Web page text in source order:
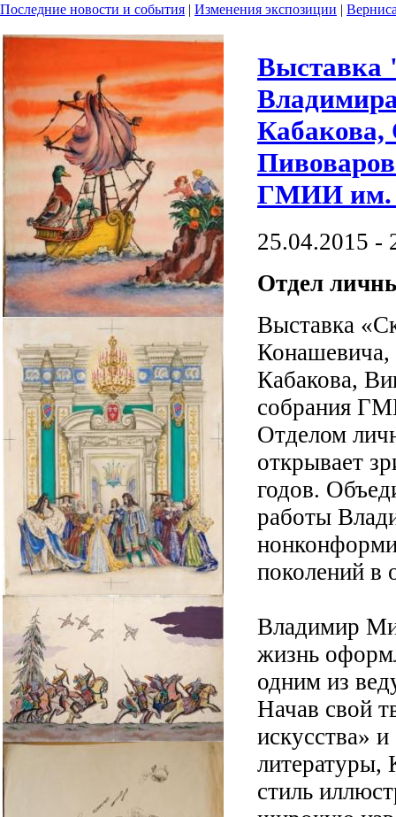
Последние новости и события | Изменения экспозиции |
Выставка
Кабакова,
ГМИИ им.
25.04.2015 -
Отдел
Выставка
Конашевича,
Кабакова,
собрания
Отделом
открывает
годов.
работы
поколений в
Владимир
жизнь
одним из
Начав свой
искусства»
литературы,
стиль